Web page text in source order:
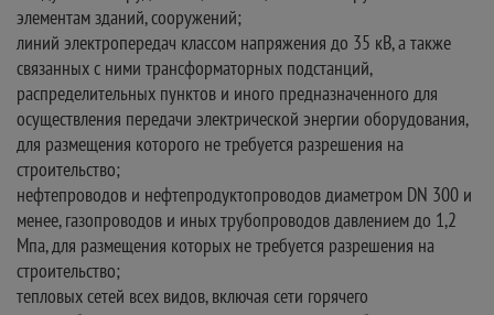
элементам зданий, сооружений;
линий электропередач классом напряжения до 35 кВ, а также
связанных с ними трансформаторных подстанций,
распределительных пунктов и иного предназначенного для
осуществления передачи электрической энергии оборудования,
для размещения которого не требуется разрешения на
строительство;
нефтепроводов и нефтепродуктопроводов диаметром DN 300 и
менее, газопроводов и иных трубопроводов давлением до 1,2
Мпа, для размещения которых не требуется разрешения на
строительство;
тепловых сетей всех видов, включая сети горячего